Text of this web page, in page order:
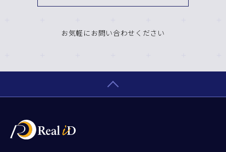
お気軽にお問い合わせください